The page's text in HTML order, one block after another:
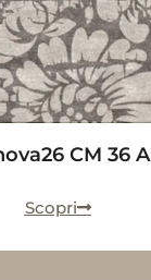
CM 36 A
Scopri